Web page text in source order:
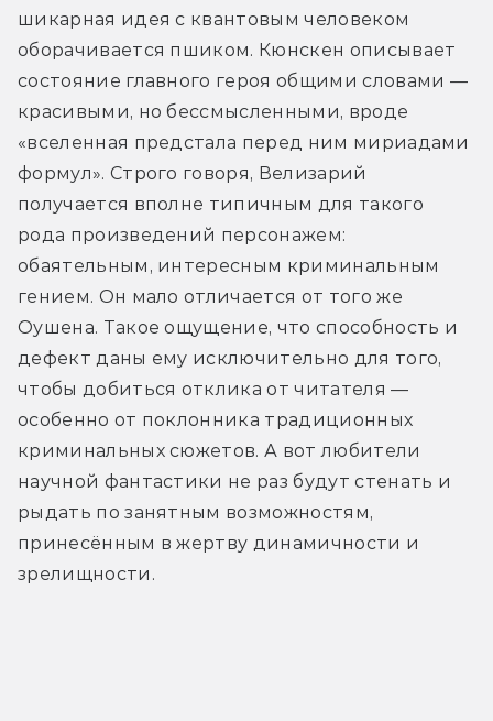
шикарная идея с квантовым человеком
оборачивается пшиком. Кюнскен описывает
состояние главного героя общими словами —
красивыми, но бессмысленными, вроде
«вселенная предстала перед ним мириадами
формул». Строго говоря, Велизарий
получается вполне типичным для такого
рода произведений персонажем:
обаятельным, интересным криминальным
гением. Он мало отличается от того же
Оушена. Такое ощущение, что способность и
дефект даны ему исключительно для того,
чтобы добиться отклика от читателя —
особенно от поклонника традиционных
криминальных сюжетов. А вот любители
научной фантастики не раз будут стенать и
рыдать по занятным возможностям,
принесённым в жертву динамичности и
зрелищности.